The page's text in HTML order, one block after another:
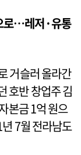
로…레저·유통
거슬러 올라간
호반 창업주 김
본금 1억 원으
7월 전라남도